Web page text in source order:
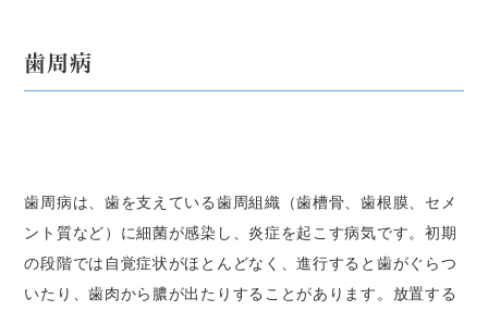
歯周病
歯周病は、歯を支えている歯周組織（歯槽骨、歯根膜、セメ
ント質など）に細菌が感染し、炎症を起こす病気です。初期
の段階では自覚症状がほとんどなく、進行すると歯がぐらつ
いたり、歯肉から膿が出たりすることがあります。放置する